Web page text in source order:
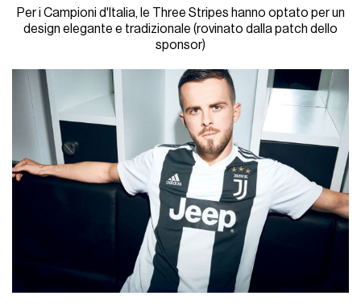
Per i Campioni d'Italia, le Three Stripes hanno optato per un
design elegante e tradizionale (rovinato dalla patch dello
sponsor)